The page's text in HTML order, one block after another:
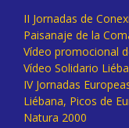
II Jornadas de
Paisanaje de la
Vídeo promocional
Vídeo Solidario
IV Jornadas
Liébana, Picos de
Natura 2000